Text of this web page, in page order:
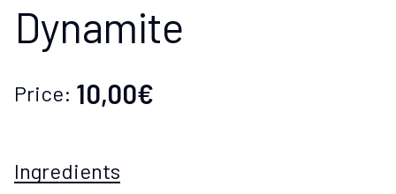
Dynamite
Price: 10,00€
Ingredients